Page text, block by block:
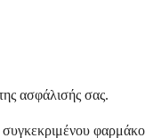
ασφάλισής σας.